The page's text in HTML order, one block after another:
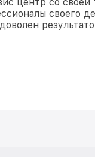
своего